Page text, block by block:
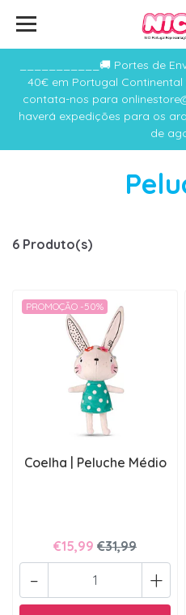
___________🚚 Portes de
40€ em Portugal
contata-nos para
haverá expedições para os
de
6 Produto(s)
PROMOÇÃO -50%
Coelha | Peluche Médio
€15,99 €31,99
+
-